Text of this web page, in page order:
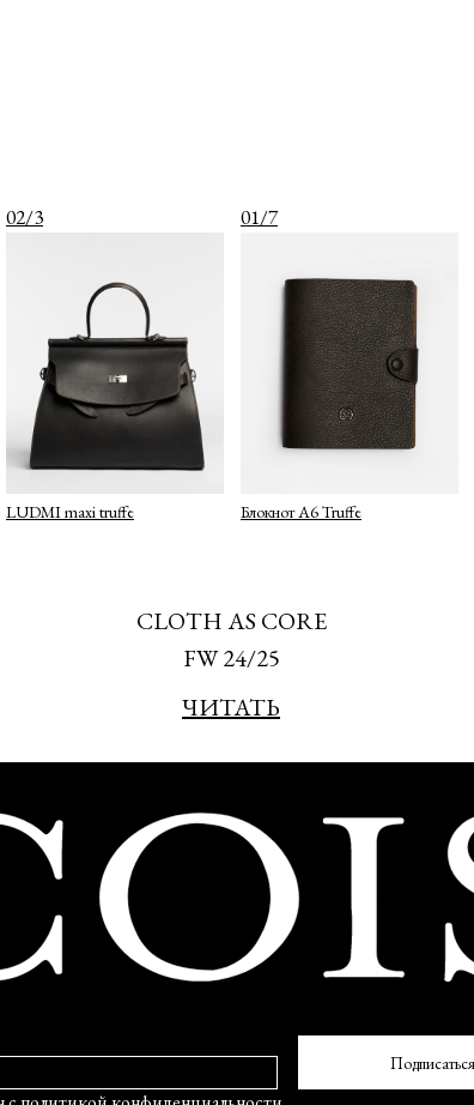
01/7
Блокнот A6 Truffe
02/3
LUDMI maxi truffe
CLOTH AS CORE
FW 24/25
ЧИТАТЬ
конфиденциальности
рассылку